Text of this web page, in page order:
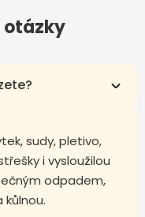
otázky
sudy, pletivo,
i vysloužilou
odpadem,